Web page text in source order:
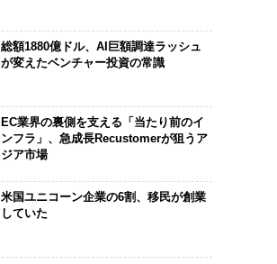
総額1880億ドル、AI巨額調達ラッシュ
が変えたベンチャー投資の常識
EC業界の裏側を支える「当たり前のイ
ンフラ」、急成長Recustomerが狙うア
ジア市場
米国ユニコーン企業の6割、移民が創業
していた